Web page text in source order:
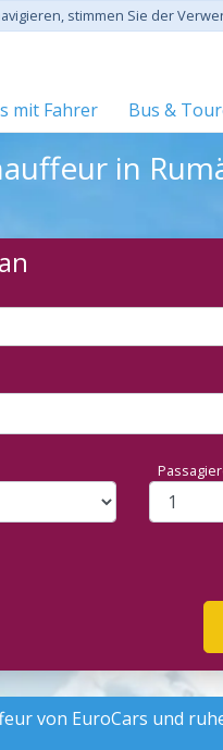
stimmen Sie der
mit Fahrer Bus &
in
von EuroCars und